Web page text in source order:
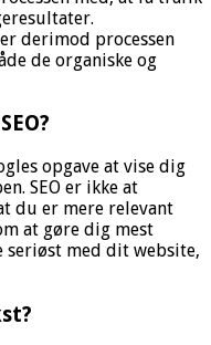
derimod processen
de organiske og
opgave at vise dig
SEO er ikke at
du er mere relevant
at gøre dig mest
seriøst med dit website,